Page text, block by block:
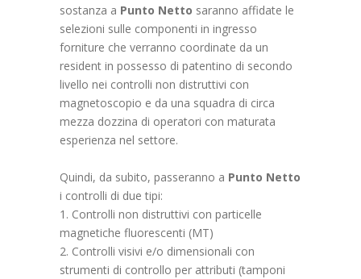
sostanza a Punto Netto saranno affidate le
selezioni sulle componenti in ingresso
forniture che verranno coordinate da un
resident in possesso di patentino di secondo
livello nei controlli non distruttivi con
magnetoscopio e da una squadra di circa
mezza dozzina di operatori con maturata
esperienza nel settore.
Quindi, da subito, passeranno a Punto Netto
i controlli di due tipi:
1. Controlli non distruttivi con particelle
magnetiche fluorescenti (MT)
2. Controlli visivi e/o dimensionali con
strumenti di controllo per attributi (tamponi